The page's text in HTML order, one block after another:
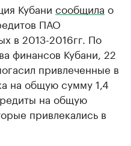
Кубани сообщила о
ПАО
в 2013-2016гг. По
финансов Кубани, 22
привлеченные в
на общую сумму 1,4
на общую
привлекались в